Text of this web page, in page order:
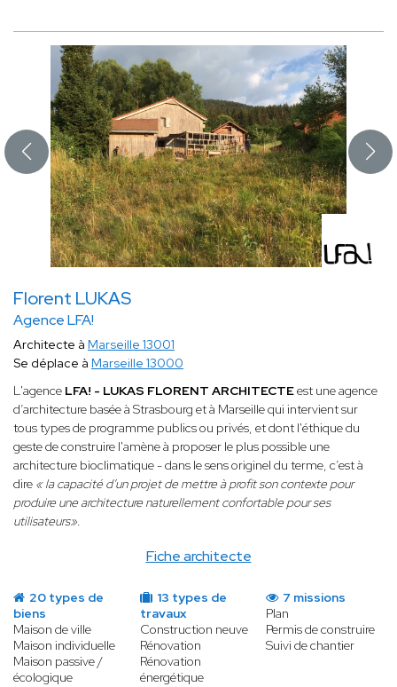
Florent LUKAS
Agence LFA!
Fiche architecte
Architecte à Marseille 13001
Se déplace à Marseille 13000
L'agence LFA! - LUKAS FLORENT ARCHITECTEest une agence
d’architecture basée à Strasbourg et à Marseille qui intervient sur
tous types de programme publics ou privés, et dont l'éthique du
geste de construire l'amène à proposer le plus possible une
architecture bioclimatique - dans le sens originel du terme, c’est à
dire « la capacité d’un projet de mettre à profit son contexte pour
produire une architecture naturellement confortable pour ses
utilisateurs».
20 types de
biens
Maison de ville
Maison individuelle
Maison passive /
écologique
13 types de
travaux
Construction neuve
Rénovation
Rénovation
énergétique
7 missions
Plan
Permis de construire
Suivi de chantier